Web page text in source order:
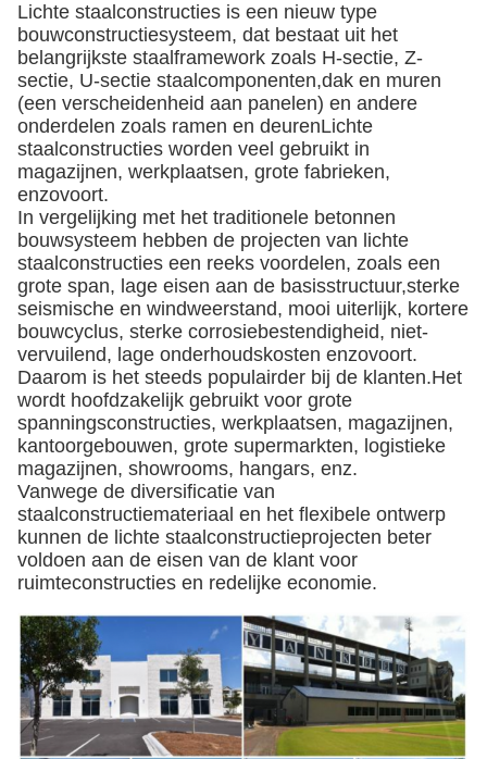
Lichte staalconstructies is een nieuw type
bouwconstructiesysteem, dat bestaat uit het
belangrijkste staalframework zoals H-sectie, Z-
sectie, U-sectie staalcomponenten,dak en muren
(een verscheidenheid aan panelen) en andere
onderdelen zoals ramen en deurenLichte
staalconstructies worden veel gebruikt in
magazijnen, werkplaatsen, grote fabrieken,
enzovoort.
In vergelijking met het traditionele betonnen
bouwsysteem hebben de projecten van lichte
staalconstructies een reeks voordelen, zoals een
grote span, lage eisen aan de basisstructuur,sterke
seismische en windweerstand, mooi uiterlijk, kortere
bouwcyclus, sterke corrosiebestendigheid, niet-
vervuilend, lage onderhoudskosten enzovoort.
Daarom is het steeds populairder bij de klanten.Het
wordt hoofdzakelijk gebruikt voor grote
spanningsconstructies, werkplaatsen, magazijnen,
kantoorgebouwen, grote supermarkten, logistieke
magazijnen, showrooms, hangars, enz.
Vanwege de diversificatie van
staalconstructiemateriaal en het flexibele ontwerp
kunnen de lichte staalconstructieprojecten beter
voldoen aan de eisen van de klant voor
ruimteconstructies en redelijke economie.